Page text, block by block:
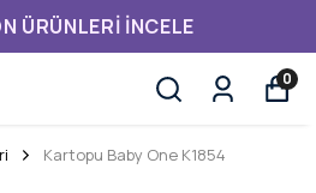
ÜRÜNLERI İNCELE
0
Kartopu Baby One K1854